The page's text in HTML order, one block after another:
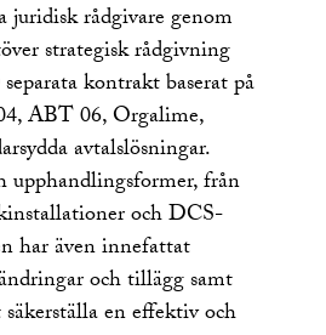
rådgivare genom
strategisk rådgivning
kontrakt baserat på
ABT 06, Orgalime,
avtalslösningar.
upphandlingsformer, från
och DCS-
har även innefattat
och tillägg samt
en effektiv och